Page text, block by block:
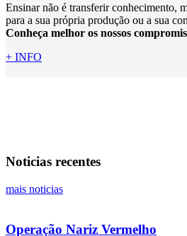
Ensinar não é transferir conhecimento,
para a sua própria produção ou a sua
Conheça melhor os nossos
+ INFO
Noticias recentes
mais noticias
Operação Nariz Vermelho